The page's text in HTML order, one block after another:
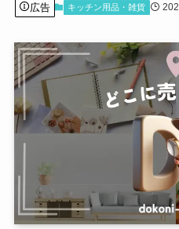
広告 キッチン用品・雑貨